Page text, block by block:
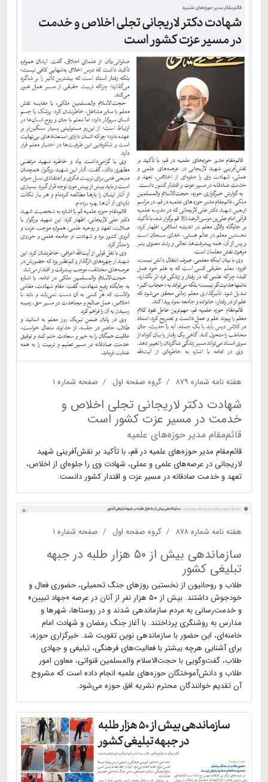
هفته نامه شماره ۸۷۹ گروه صفحه اول صفحه شماره ۱
شهادت دکتر لاریجانی تجلی اخلاص و
خدمت در مسیر عزت کشور است
قائم‌مقام مدیر حوزه‌های علمیه
قائم‌مقام مدیر حوزه‌های علمیه در قم‌، با تأکید بر نقش‌آفرینی شهید
لاریجانی در عرصه‌های علمی و عملی، شهادت وی را جلوه‌ای از اخلاص،
تعهد و خدمت صادقانه در مسیر عزت و اقتدار کشور دانست.
هفته نامه شماره ۸۷۸ گروه صفحه اول صفحه شماره ۱
سازماندهی بیش از ۵۰ هزار طلبه در جبهه
تبلیغی کشور
طلاب و روحانیون از نخستین روزهای جنگ تحمیلی، حضوری فعال و
خودجوش داشتند. بیش از ۵۰ هزار نفر از آنان در عرصه «جهاد تبیین»
و خدمت‌رسانی به مردم سازماندهی شدند و در روستاها، شهرها و
مدارس به روشنگری پرداختند. با آغاز جنگ رمضان و شهادت امام
خامنه‌ای، این حضور با سازماندهی نوین تقویت شد. خبرگزاری حوزه،
برای آشنایی هرچه بیشتر با فعالیت‌های فرهنگی، تبلیغی و جهادی
طلاب، گفت‌وگویی با حجت‌الاسلام والمسلمین قنواتی، معاون امور
طلاب و دانش‌آموختگان حوزه‌های علمیه انجام داده است که مشروح
آن تقدیم خوانندگان محترم نشریه افق حوزه می‌شود.